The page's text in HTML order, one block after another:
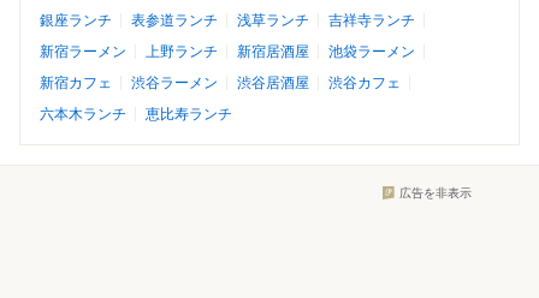
銀座ランチ
表参道ランチ 浅草ランチ
吉祥寺ランチ
新宿ラーメン
上野ランチ 新宿居酒屋
池袋ラーメン
新宿カフェ
渋谷ラーメン 渋谷居酒屋
渋谷カフェ
六本木ランチ
恵比寿ランチ
広告を非表示